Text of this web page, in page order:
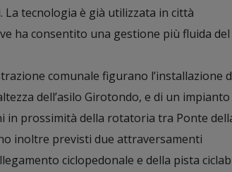
La tecnologia è già utilizzata in città
ha consentito una gestione più fluida
comunale figurano l’installazione
dell’asilo Girotondo, e di un impianto
in prossimità della rotatoria tra Ponte
inoltre previsti due attraversamenti
ciclopedonale e della pista